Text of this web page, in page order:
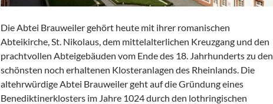
Die Abtei Brauweiler gehört heute mit ihrer romanischen
Abteikirche, St. Nikolaus, dem mittelalterlichen Kreuzgang und den
prachtvollen Abteigebäuden vom Ende des 18. Jahrhunderts zu den
schönsten noch erhaltenen Klosteranlagen des Rheinlands. Die
altehrwürdige Abtei Brauweiler geht auf die Gründung eines
Benediktinerklosters im Jahre 1024 durch den lothringischen